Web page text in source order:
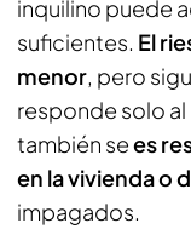
inquilino puede
suficientes. El
menor, pero
responde solo
también sees
en la vivienda o
impagados.